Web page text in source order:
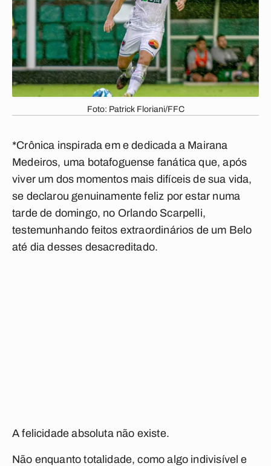
Foto: Patrick Floriani/FFC
*Crônica inspirada em e dedicada a Mairana
Medeiros, uma botafoguense fanática que, após
viver um dos momentos mais difíceis de sua vida,
se declarou genuinamente feliz por estar numa
tarde de domingo, no Orlando Scarpelli,
testemunhando feitos extraordinários de um Belo
até dia desses desacreditado.
A felicidade absoluta não existe.
Não enquanto totalidade, como algo indivisível e